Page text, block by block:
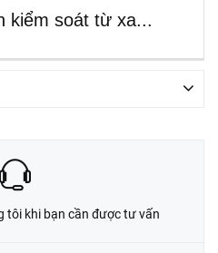
kiểm soát từ xa...
tôi khi bạn cần được tư vấn